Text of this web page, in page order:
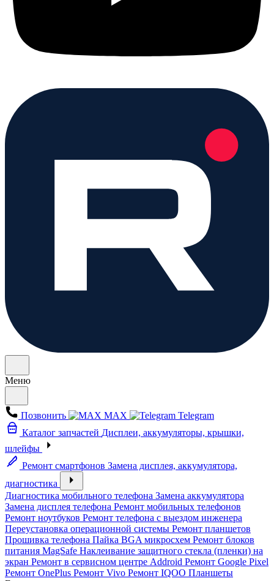
Меню
Позвонить MAX
Telegram
Каталог запчастей Дисплеи, аккумуляторы, крышки,
шлейфы
Ремонт смартфонов Замена дисплея, аккумулятора,
диагностика
Диагностика мобильного телефона Замена аккумулятора
Замена дисплея телефона Ремонт мобильных телефонов
Ремонт ноутбуков Ремонт телефона с выездом инженера
Переустановка операционной системы Ремонт планшетов
Прошивка телефона Пайка BGA микросхем Ремонт блоков
питания MagSafe Наклеивание защитного стекла (пленки) на
экран Ремонт в сервисном центре Addroid Ремонт Google Pixel
Ремонт OnePlus Ремонт Vivo Ремонт IQOO Планшеты